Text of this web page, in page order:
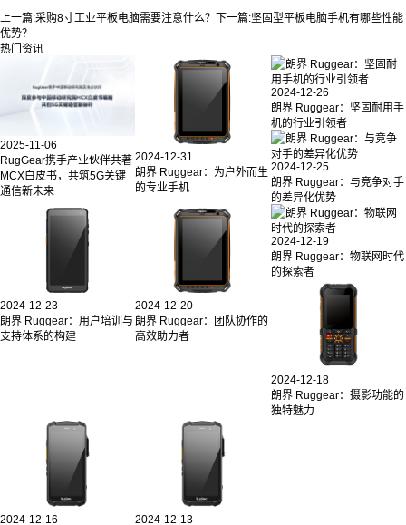
上一篇:采购8寸工业平板电脑需要注意什么？ 下一篇:坚固型平板电脑手机有哪些性能
优势？
热门资讯
2025-11-06
RugGear携手产业伙伴共著
MCX白皮书，共筑5G关键
通信新未来
2024-12-31
朗界 Ruggear：为户外而生
的专业手机
2024-12-26
朗界 Ruggear：坚固耐用手
机的行业引领者
2024-12-25
朗界 Ruggear：与竞争对手
的差异化优势
2024-12-23
朗界 Ruggear：用户培训与
支持体系的构建
2024-12-20
朗界 Ruggear：团队协作的
高效助力者
2024-12-19
朗界 Ruggear：物联网时代
的探索者
2024-12-18
朗界 Ruggear：摄影功能的
独特魅力
2024-12-16 2024-12-13